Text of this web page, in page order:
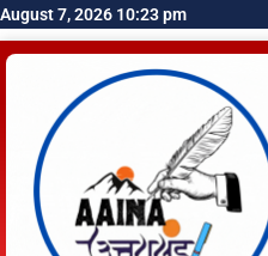
August 7, 2026 10:23 pm